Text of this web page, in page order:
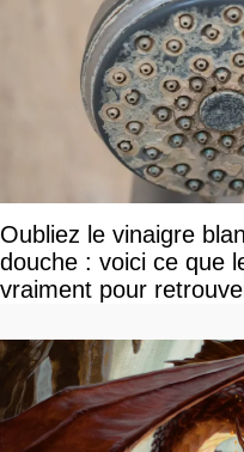
Oubliez le vinaigre
douche : voici ce que
vraiment pour